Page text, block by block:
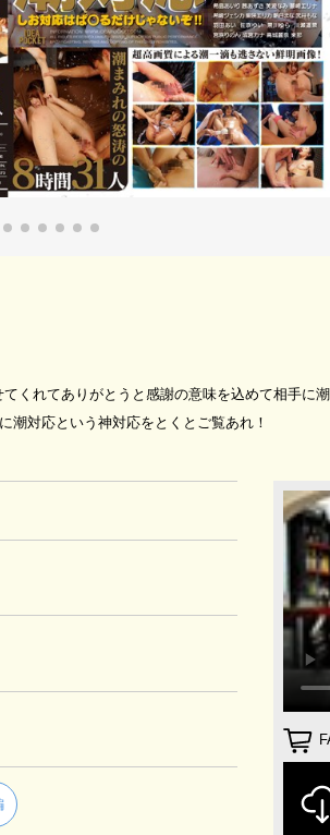
くれてありがとうと感謝の意味を込めて相手に
潮対応という神対応をとくとご覧あれ！